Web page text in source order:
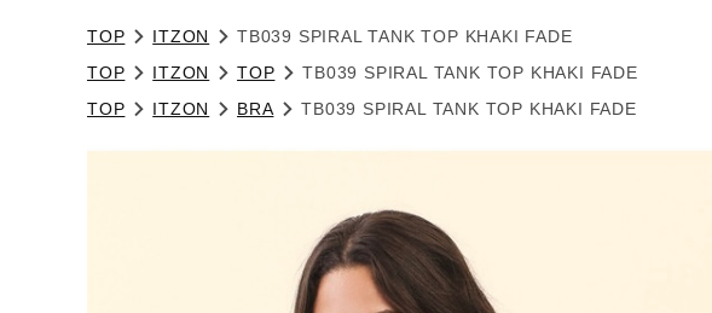
TOP ITZON
TB039 SPIRAL TANK TOP KHAKI FADE
TOP
ITZON TOP
TB039 SPIRAL TANK TOP KHAKI FADE
TOP
ITZON BRA TB039 SPIRAL TANK TOP KHAKI FADE